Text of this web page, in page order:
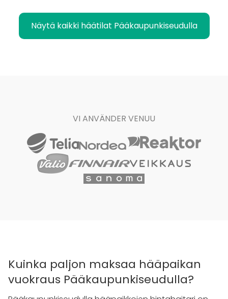
Näytä kaikki häätilat Pääkaupunkiseudulla
VI ANVÄNDER VENUU
Kuinka paljon maksaa hääpaikan
vuokraus Pääkaupunkiseudulla?